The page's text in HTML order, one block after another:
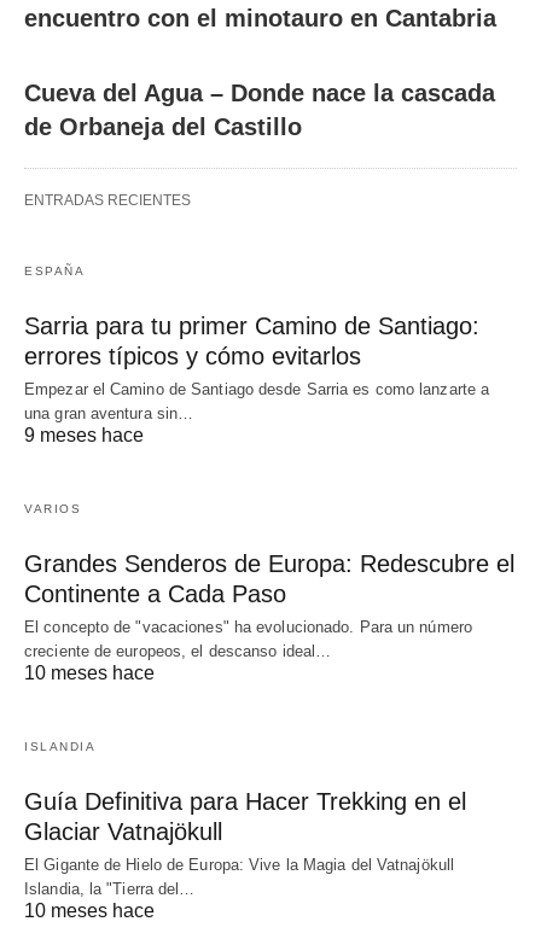
encuentro con el minotauro en Cantabria
Cueva del Agua – Donde nace la cascada
de Orbaneja del Castillo
ENTRADAS RECIENTES
ESPAÑA
Sarria para tu primer Camino de Santiago:
errores típicos y cómo evitarlos
Empezar el Camino de Santiago desde Sarria es como lanzarte a
una gran aventura sin…
9 meses hace
VARIOS
Grandes Senderos de Europa: Redescubre el
Continente a Cada Paso
El concepto de "vacaciones" ha evolucionado. Para un número
creciente de europeos, el descanso ideal…
10 meses hace
ISLANDIA
Guía Definitiva para Hacer Trekking en el
Glaciar Vatnajökull
El Gigante de Hielo de Europa: Vive la Magia del Vatnajökull
Islandia, la "Tierra del…
10 meses hace